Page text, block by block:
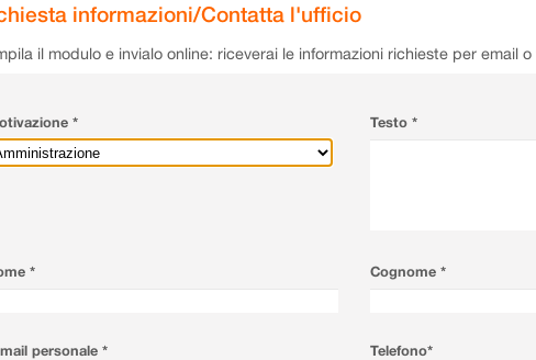
informazioni/Contatta l'ufficio
il modulo e invialo online: riceverai le informazioni richieste per email
* Testo *
* Cognome *
personale * Telefono*